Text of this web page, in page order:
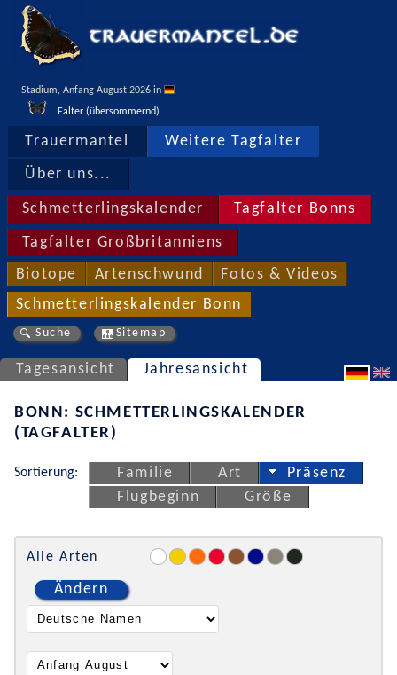
Stadium, Anfang August 2026 in
Falter (übersommernd)
Trauermantel Weitere Tagfalter
Über uns...
Schmetterlingskalender Tagfalter Bonns
Tagfalter Großbritanniens
Biotope Artenschwund Fotos & Videos
Schmetterlingskalender Bonn
Suche Sitemap
Tagesansicht Jahresansicht
BONN: SCHMETTERLINGSKALENDER
(TAGFALTER)
Sortierung: Familie Art
Präsenz
Flugbeginn
Größe
Alle Arten
Ändern